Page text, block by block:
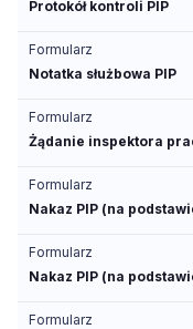
Protokół kontroli PIP
Formularz
Notatka służbowa PIP
Formularz
Żądanie inspektora
Formularz
Nakaz PIP (na
Formularz
Nakaz PIP (na
Formularz